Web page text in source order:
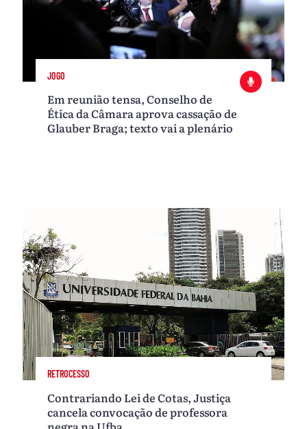
JOGO
Em reunião tensa, Conselho de
Ética da Câmara aprova cassação de
Glauber Braga; texto vai a plenário
RETROCESSO
Contrariando Lei de Cotas, Justiça
cancela convocação de professora